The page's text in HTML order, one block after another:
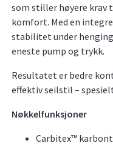
som stiller høyere
komfort. Med en
stabilitet under
eneste pump og trykk.
Resultatet er bedre
effektiv seilstil –
Nøkkelfunksjoner
Carbitex™